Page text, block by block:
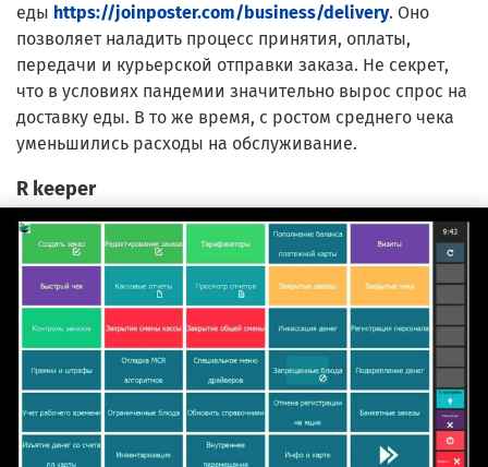
еды https://joinposter.com/business/delivery. Оно
позволяет наладить процесс принятия, оплаты,
передачи и курьерской отправки заказа. Не секрет,
что в условиях пандемии значительно вырос спрос на
доставку еды. В то же время, с ростом среднего чека
уменьшились расходы на обслуживание.
R keeper